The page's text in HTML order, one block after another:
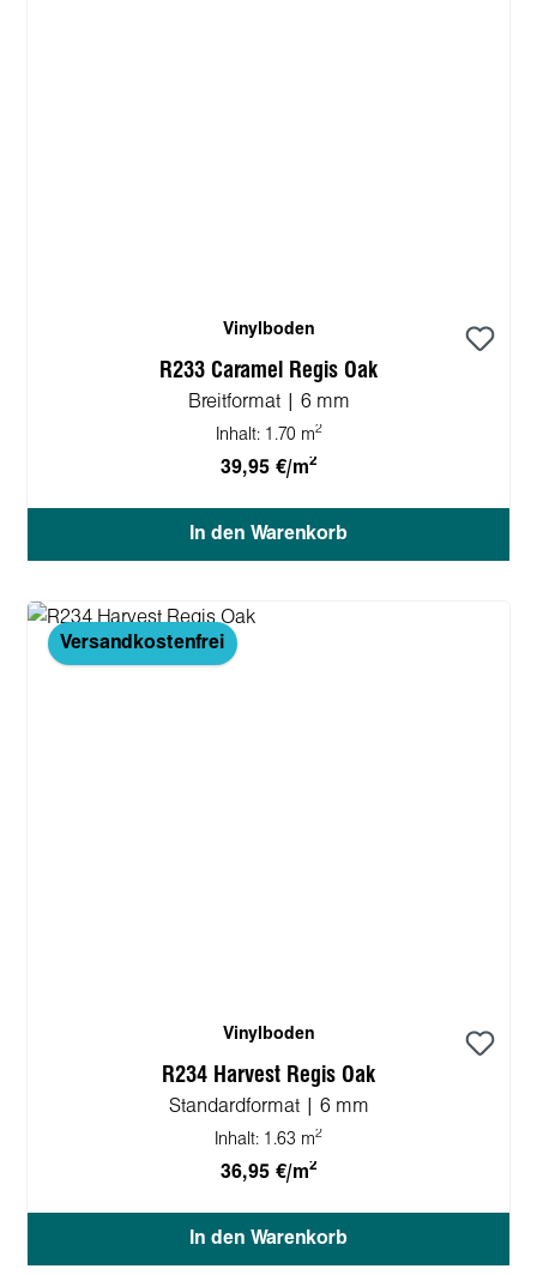
Vinylboden
R233 Caramel Regis Oak
Breitformat | 6 mm
Inhalt: 1.70 m2
39,95 €/m2
In den Warenkorb
Versandkostenfrei
Vinylboden
R234 Harvest Regis Oak
Standardformat | 6 mm
Inhalt: 1.63 m2
36,95 €/m2
In den Warenkorb